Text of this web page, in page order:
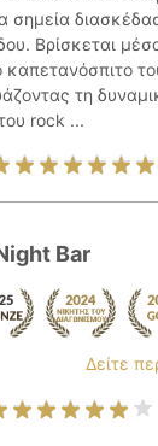
σημεία
Βρίσκεται
τη
rock ...
Bar
Δείτε